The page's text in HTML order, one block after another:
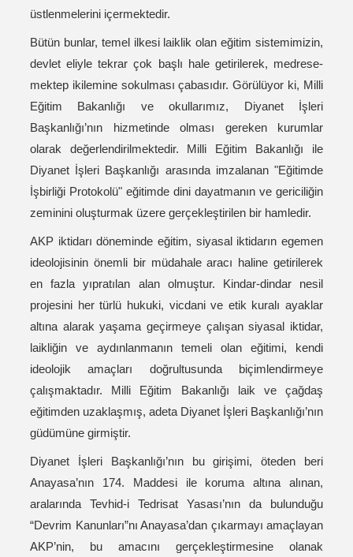
üstlenmelerini içermektedir.
Bütün bunlar, temel ilkesi laiklik olan eğitim sistemimizin,
devlet eliyle tekrar çok başlı hale getirilerek, medrese-
mektep ikilemine sokulması çabasıdır. Görülüyor ki, Milli
Eğitim Bakanlığı ve okullarımız, Diyanet İşleri
Başkanlığı’nın hizmetinde olması gereken kurumlar
olarak değerlendirilmektedir. Milli Eğitim Bakanlığı ile
Diyanet İşleri Başkanlığı arasında imzalanan "Eğitimde
İşbirliği Protokolü" eğitimde dini dayatmanın ve gericiliğin
zeminini oluşturmak üzere gerçekleştirilen bir hamledir.
AKP iktidarı döneminde eğitim, siyasal iktidarın egemen
ideolojisinin önemli bir müdahale aracı haline getirilerek
en fazla yıpratılan alan olmuştur. Kindar-dindar nesil
projesini her türlü hukuki, vicdani ve etik kuralı ayaklar
altına alarak yaşama geçirmeye çalışan siyasal iktidar,
laikliğin ve aydınlanmanın temeli olan eğitimi, kendi
ideolojik amaçları doğrultusunda biçimlendirmeye
çalışmaktadır. Milli Eğitim Bakanlığı laik ve çağdaş
eğitimden uzaklaşmış, adeta Diyanet İşleri Başkanlığı’nın
güdümüne girmiştir.
Diyanet İşleri Başkanlığı’nın bu girişimi, öteden beri
Anayasa’nın 174. Maddesi ile koruma altına alınan,
aralarında Tevhid-i Tedrisat Yasası’nın da bulunduğu
“Devrim Kanunları”nı Anayasa’dan çıkarmayı amaçlayan
AKP’nin, bu amacını gerçekleştirmesine olanak